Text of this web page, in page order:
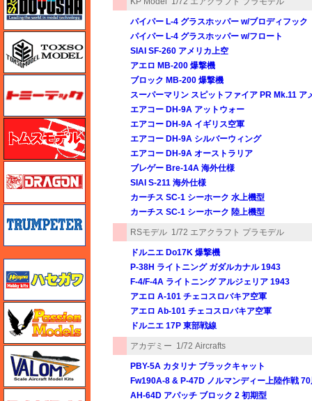
パイパー L-4 グラスホッパー w/ブロディフック
パイパー L-4 グラスホッパー w/フロート
SIAI SF-260 アメリカ上空
アエロ MB-200 爆撃機
ブロック MB-200 爆撃機
スーパーマリン スピットファイア PR Mk.11 ア
エアコー DH-9A アットウォー
エアコー DH-9A イギリス空軍
エアコー DH-9A シルバーウィング
エアコー DH-9A オーストラリア
ブレゲー Bre-14A 海外仕様
SIAI S-211 海外仕様
カーチス SC-1 シーホーク 水上機型
カーチス SC-1 シーホーク 陸上機型
RSモデル 1/72 エアクラフト プラモデル
ドルニエ Do17K 爆撃機
P-38H ライトニング ガダルカナル 1943
F-4/F-4A ライトニング アルジェリア 1943
アエロ A-101 チェコスロバキア空軍
アエロ Ab-101 チェコスロバキア空軍
ドルニエ 17P 東部戦線
アカデミー 1/72 Aircrafts
PBY-5A カタリナ ブラックキャット
Fw190A-8 & P-47D ノルマンディー上陸作戦
AH-64D アパッチ ブロック 2 初期型
トキソモデル（toxso_model）
トミーテック
トムスモデル
トランペッター
バロムモデル